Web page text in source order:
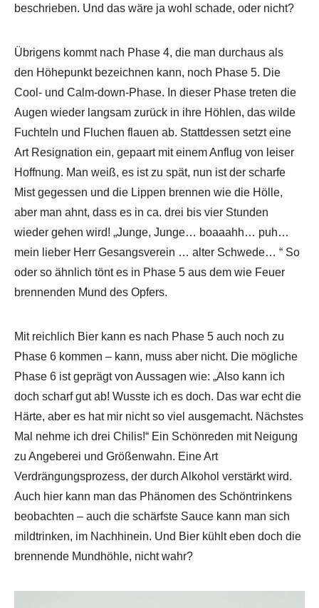
beschrieben. Und das wäre ja wohl schade, oder nicht?
Übrigens kommt nach Phase 4, die man durchaus als
den Höhepunkt bezeichnen kann, noch Phase 5. Die
Cool- und Calm-down-Phase. In dieser Phase treten die
Augen wieder langsam zurück in ihre Höhlen, das wilde
Fuchteln und Fluchen flauen ab. Stattdessen setzt eine
Art Resignation ein, gepaart mit einem Anflug von leiser
Hoffnung. Man weiß, es ist zu spät, nun ist der scharfe
Mist gegessen und die Lippen brennen wie die Hölle,
aber man ahnt, dass es in ca. drei bis vier Stunden
wieder gehen wird! „Junge, Junge… boaaahh… puh…
mein lieber Herr Gesangsverein … alter Schwede… “ So
oder so ähnlich tönt es in Phase 5 aus dem wie Feuer
brennenden Mund des Opfers.
Mit reichlich Bier kann es nach Phase 5 auch noch zu
Phase 6 kommen – kann, muss aber nicht. Die mögliche
Phase 6 ist geprägt von Aussagen wie: „Also kann ich
doch scharf gut ab! Wusste ich es doch. Das war echt die
Härte, aber es hat mir nicht so viel ausgemacht. Nächstes
Mal nehme ich drei Chilis!“ Ein Schönreden mit Neigung
zu Angeberei und Größenwahn. Eine Art
Verdrängungsprozess, der durch Alkohol verstärkt wird.
Auch hier kann man das Phänomen des Schöntrinkens
beobachten – auch die schärfste Sauce kann man sich
mildtrinken, im Nachhinein. Und Bier kühlt eben doch die
brennende Mundhöhle, nicht wahr?